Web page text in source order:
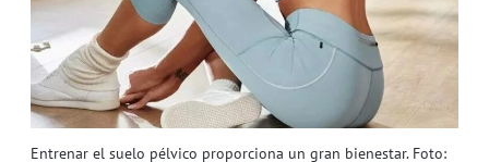
Entrenar el suelo pélvico proporciona un gran bienestar. Foto: